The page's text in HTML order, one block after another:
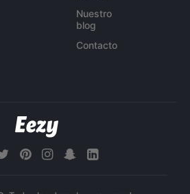
Nuestro
blog
Contacto